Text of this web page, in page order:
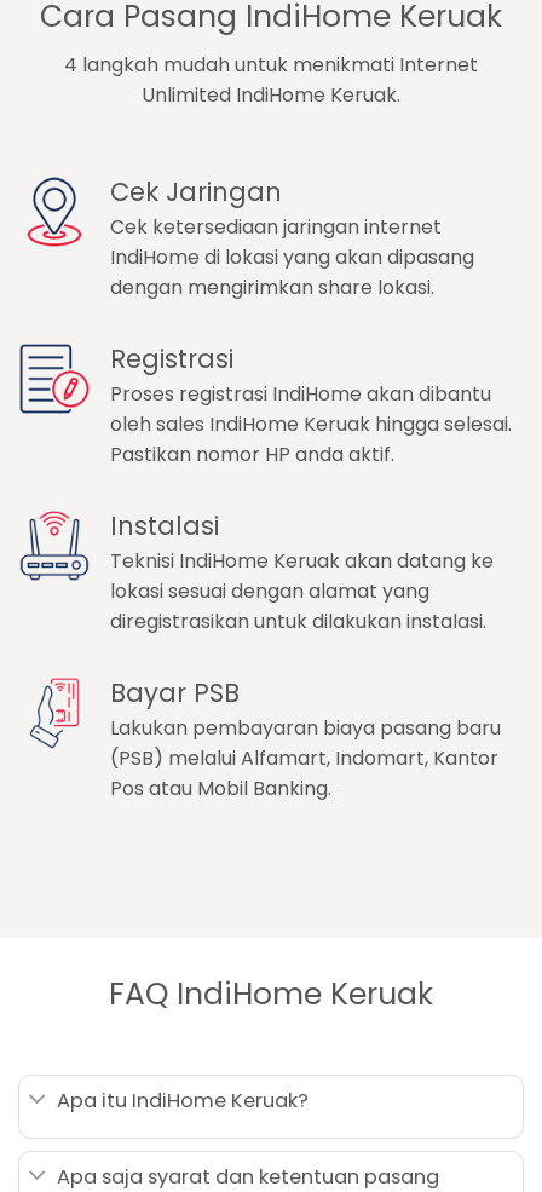
Cara Pasang IndiHome Keruak
4 langkah mudah untuk menikmati Internet
Unlimited IndiHome Keruak.
Cek Jaringan
Cek ketersediaan jaringan internet
IndiHome di lokasi yang akan dipasang
dengan mengirimkan share lokasi.
Registrasi
Proses registrasi IndiHome akan dibantu
oleh sales IndiHome Keruak hingga selesai.
Pastikan nomor HP anda aktif.
Instalasi
Teknisi IndiHome Keruak akan datang ke
lokasi sesuai dengan alamat yang
diregistrasikan untuk dilakukan instalasi.
Bayar PSB
Lakukan pembayaran biaya pasang baru
(PSB) melalui Alfamart, Indomart, Kantor
Pos atau Mobil Banking.
FAQ IndiHome Keruak
Apa itu IndiHome Keruak?
Apa saja syarat dan ketentuan pasang